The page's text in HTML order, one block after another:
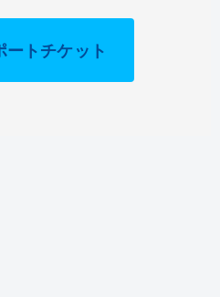
ートチケット